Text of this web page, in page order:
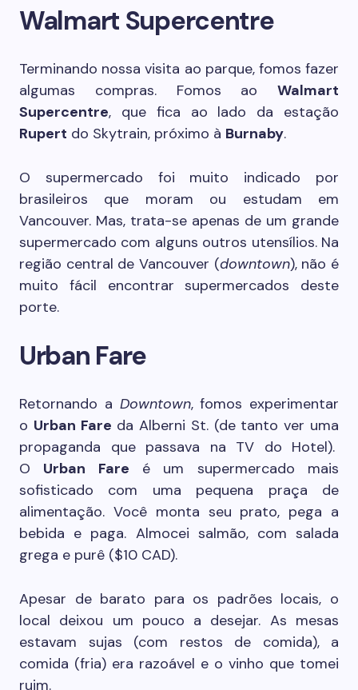
Walmart Supercentre
Terminando nossa visita ao parque, fomos fazer
algumas compras. Fomos ao Walmart
Supercentre, que fica ao lado da estação
Rupert do Skytrain, próximo à Burnaby.
O supermercado foi muito indicado por
brasileiros que moram ou estudam em
Vancouver. Mas, trata-se apenas de um grande
supermercado com alguns outros utensílios. Na
região central de Vancouver (downtown), não é
muito fácil encontrar supermercados deste
porte.
Urban Fare
Retornando a Downtown, fomos experimentar
o Urban Fare da Alberni St. (de tanto ver uma
propaganda que passava na TV do Hotel).
O Urban Fare é um supermercado mais
sofisticado com uma pequena praça de
alimentação. Você monta seu prato, pega a
bebida e paga. Almocei salmão, com salada
grega e purê ($10 CAD).
Apesar de barato para os padrões locais, o
local deixou um pouco a desejar. As mesas
estavam sujas (com restos de comida), a
comida (fria) era razoável e o vinho que tomei
ruim.